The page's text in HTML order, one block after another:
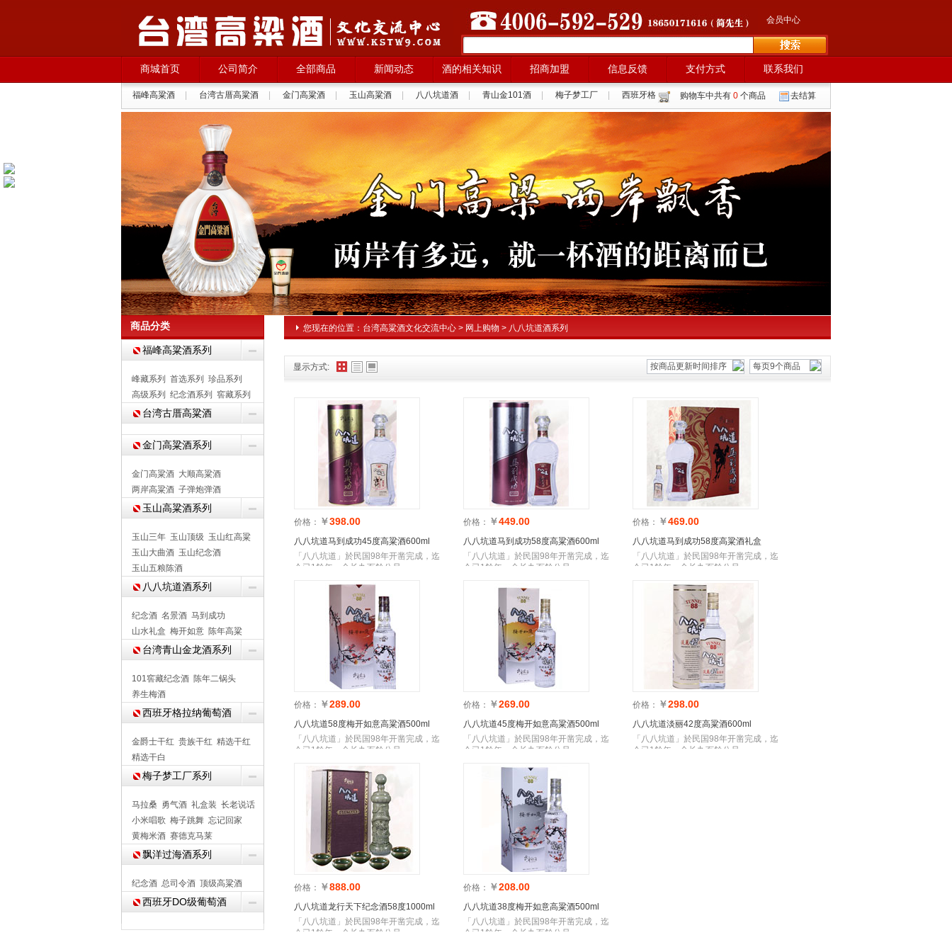
商城首页 公司简介 全部商品 新闻动态 酒的相关知识 招商加盟 信息反馈 支付方式 联系我们
福峰高粱酒 台湾古厝高粱酒 金门高粱酒 玉山高粱酒 八八坑道酒 青山金101酒 梅子梦工厂
西班牙格
拉纳葡萄酒
|
购物车中共有 0 个商品 去结算
会员中心
商品分类
福峰高粱酒系列
峰藏系列 首选系列
珍品系列
高级系列
纪念酒系列 窖藏系列
台湾古厝高粱酒
金门高粱酒系列
金门高粱酒 大顺高粱酒
两岸高粱酒 子弹炮弹酒
玉山高粱酒系列
玉山三年 玉山顶级 玉山红高粱
玉山大曲酒 玉山纪念酒
玉山五粮陈酒
八八坑道酒系列
纪念酒 名景酒 马到成功
山水礼盒 梅开如意 陈年高粱
台湾青山金龙酒系列
101窖藏纪念酒 陈年二锅头
养生梅酒
西班牙格拉纳葡萄酒
金爵士干红 贵族干红 精选干红
精选干白
梅子梦工厂系列
马拉桑 勇气酒 礼盒装 长老说话
小米唱歌 梅子跳舞 忘记回家
黄梅米酒 赛德克马莱
飘洋过海酒系列
纪念酒 总司令酒 顶级高粱酒
西班牙DO级葡萄酒
您现在的位置： 台湾高粱酒文化交流中心 > 网上购物 > 八八坑道酒系列
按商品更新时间排序 每页9个商品
显示方式:
价格： ￥398.00
八八坑道马到成功45度高粱酒600ml
「八八坑道」於民国98年开凿完成，迄
今已1餘年，全长九百餘公尺
价格： ￥449.00
八八坑道马到成功58度高粱酒600ml
「八八坑道」於民国98年开凿完成，迄
今已1餘年，全长九百餘公尺
价格： ￥469.00
八八坑道马到成功58度高粱酒礼盒
「八八坑道」於民国98年开凿完成，迄
今已1餘年，全长九百餘公尺
价格： ￥289.00
八八坑道58度梅开如意高粱酒500ml
「八八坑道」於民国98年开凿完成，迄
今已1餘年，全长九百餘公尺
价格： ￥269.00
八八坑道45度梅开如意高粱酒500ml
「八八坑道」於民国98年开凿完成，迄
今已1餘年，全长九百餘公尺
价格： ￥298.00
八八坑道淡丽42度高粱酒600ml
「八八坑道」於民国98年开凿完成，迄
今已1餘年，全长九百餘公尺
价格： ￥888.00
八八坑道龙行天下纪念酒58度1000ml
「八八坑道」於民国98年开凿完成，迄
今已1餘年，全长九百餘公尺
价格： ￥208.00
八八坑道38度梅开如意高粱酒500ml
「八八坑道」於民国98年开凿完成，迄
今已1餘年，全长九百餘公尺